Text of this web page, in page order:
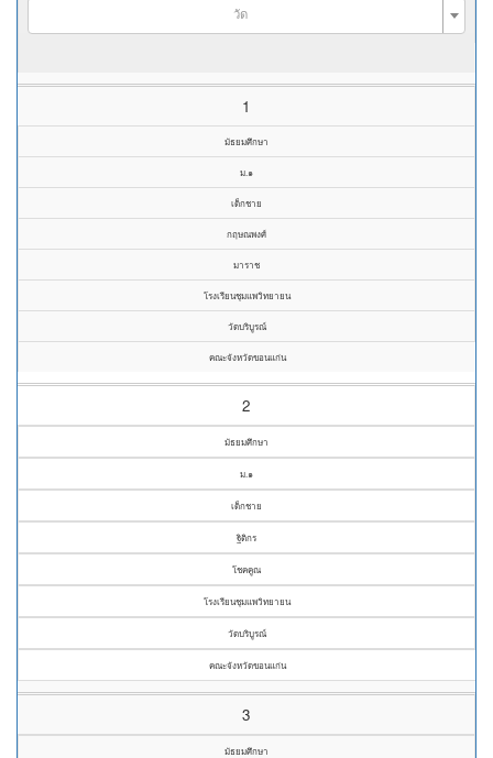
วัด
1
มัธยมศึกษา
ม.๑
เด็กชาย
กฤษณพงศ์
มาราช
โรงเรียนชุมแพวิทยายน
วัดบริบูรณ์
คณะจังหวัดขอนแก่น
2
มัธยมศึกษา
ม.๑
เด็กชาย
ฐิติกร
โชคคูณ
โรงเรียนชุมแพวิทยายน
วัดบริบูรณ์
คณะจังหวัดขอนแก่น
3
มัธยมศึกษา